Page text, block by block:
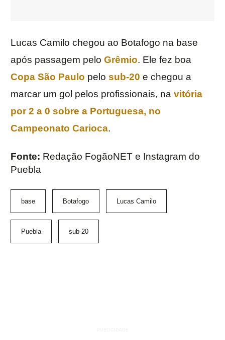
Lucas Camilo chegou ao Botafogo na base
após passagem pelo Grêmio. Ele fez boa
Copa São Paulo pelo sub-20 e chegou a
marcar um gol pelos profissionais, na vitória
por 2 a 0 sobre a Portuguesa, no
Campeonato Carioca.
Fonte: Redação FogãoNET e Instagram do
Puebla
base Botafogo Lucas Camilo
Puebla sub-20